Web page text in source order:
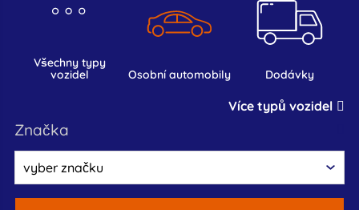
všechny typy
vozidel
osobní automobily dodávky
Více typů vozidel
značka